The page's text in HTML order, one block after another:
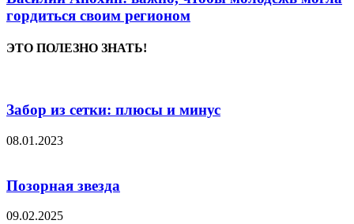
гордиться своим регионом
ЭТО ПОЛЕЗНО ЗНАТЬ!
Забор из сетки: плюсы и минус
08.01.2023
Позорная звезда
09.02.2025